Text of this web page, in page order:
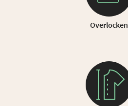
Overlocken